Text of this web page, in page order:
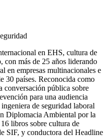
en EHS, cultura de
con más de 25 años liderando
en empresas multinacionales e
30 países. Reconocida como
pública sobre
para una audiencia
de seguridad laboral
Diplomacia Ambiental por la
libros sobre cultura de
SIF, y conductora del Headline